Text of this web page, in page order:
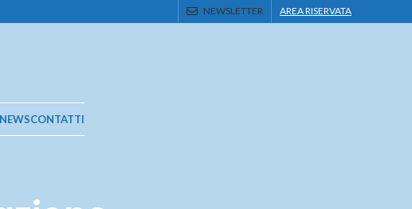
NEWSLETTER AREA RISERVATA
NEWSCONTATTI